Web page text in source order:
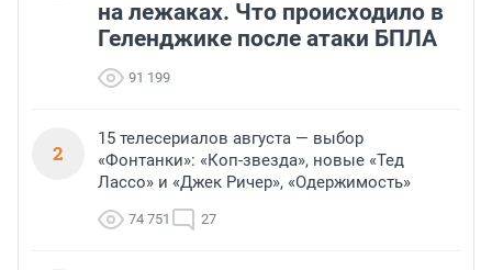
на лежаках. Что происходило в
Геленджике после атаки БПЛА
91 199
2
15 телесериалов августа — выбор
«Фонтанки»: «Коп-звезда», новые «Тед
Лассо» и «Джек Ричер», «Одержимость»
74 751 27